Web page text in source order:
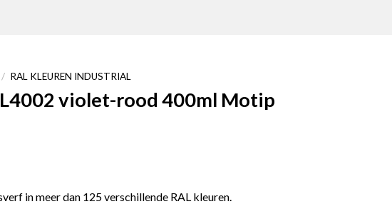
/ RAL KLEUREN INDUSTRIAL
violet-rood 400ml Motip
in meer dan 125 verschillende RAL kleuren.